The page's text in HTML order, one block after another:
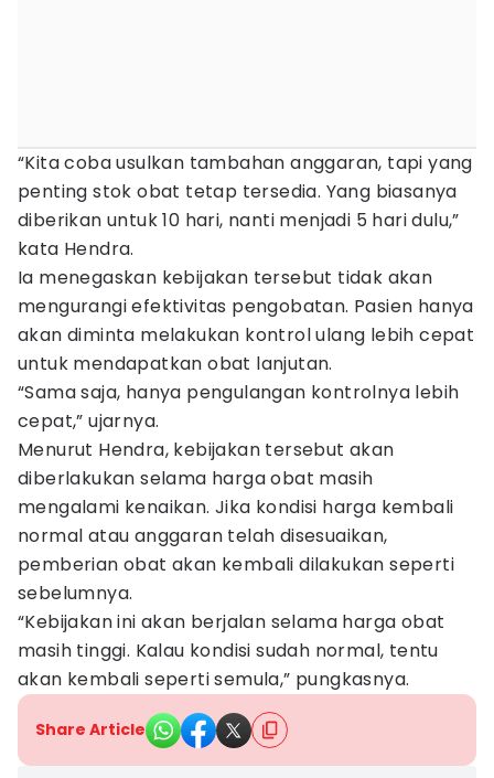
“Kita coba usulkan tambahan anggaran, tapi yang
penting stok obat tetap tersedia. Yang biasanya
diberikan untuk 10 hari, nanti menjadi 5 hari dulu,”
kata Hendra.
Ia menegaskan kebijakan tersebut tidak akan
mengurangi efektivitas pengobatan. Pasien hanya
akan diminta melakukan kontrol ulang lebih cepat
untuk mendapatkan obat lanjutan.
“Sama saja, hanya pengulangan kontrolnya lebih
cepat,” ujarnya.
Menurut Hendra, kebijakan tersebut akan
diberlakukan selama harga obat masih
mengalami kenaikan. Jika kondisi harga kembali
normal atau anggaran telah disesuaikan,
pemberian obat akan kembali dilakukan seperti
sebelumnya.
“Kebijakan ini akan berjalan selama harga obat
masih tinggi. Kalau kondisi sudah normal, tentu
akan kembali seperti semula,” pungkasnya.
Share Article